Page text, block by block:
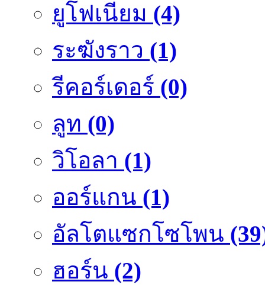
ยูโฟเนียม (4)
ระฆังราว (1)
รีคอร์เดอร์ (0)
ลูท (0)
วิโอลา (1)
ออร์แกน (1)
อัลโตแซกโซโพน
ฮอร์น (2)